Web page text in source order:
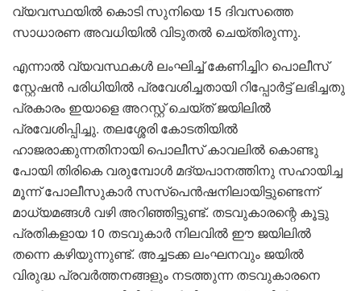
വ്യവസ്ഥയിൽ കൊടി സുനിയെ 15 ദിവസത്തെ
സാധാരണ അവധിയിൽ വിടുതൽ ചെയ്തിരുന്നു.
എന്നാൽ വ്യവസ്ഥകൾ ലംഘിച്ച് കേണിച്ചിറ പൊലീസ്
സ്റ്റേഷൻ പരിധിയിൽ പ്രവേശിച്ചതായി റിപ്പോർട്ട് ലഭിച്ചതു
പ്രകാരം ഇയാളെ അറസ്റ്റ് ചെയ്ത് ജയിലിൽ
പ്രവേശിപ്പിച്ചു. തലശ്ശേരി കോടതിയിൽ
ഹാജരാക്കുന്നതിനായി പൊലീസ് കാവലിൽ കൊണ്ടു
പോയി തിരികെ വരുമ്പോൾ മദ്യപാനത്തിനു സഹായിച്ച
മൂന്ന് പോലീസുകാർ സസ്പെൻഷനിലായിട്ടുണ്ടെന്ന്
മാധ്യമങ്ങൾ വഴി അറിഞ്ഞിട്ടുണ്ട്. തടവുകാരന്റെ കൂട്ടു
പ്രതികളായ 10 തടവുകാർ നിലവിൽ ഈ ജയിലിൽ
തന്നെ കഴിയുന്നുണ്ട്. അച്ചടക്ക ലംഘനവും ജയിൽ
വിരുദ്ധ പ്രവർത്തനങ്ങളും നടത്തുന്ന തടവുകാരനെ